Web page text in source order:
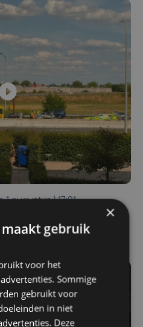
1 augustus | 17:21
drie rijstroken
×
maakt gebruik
voor het
Sommige
gebruikt voor
in niet
Deze